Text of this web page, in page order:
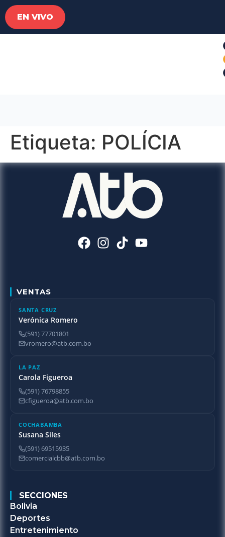
EN VIVO
Etiqueta: POLÍCIA
VENTAS
SANTA CRUZ
Verónica Romero
(591) 77701801
vromero@atb.com.bo
LA PAZ
Carola Figueroa
(591) 76798855
cfigueroa@atb.com.bo
COCHABAMBA
Susana Siles
(591) 69515935
comercialcbb@atb.com.bo
SECCIONES
Bolivia
Deportes
Entretenimiento